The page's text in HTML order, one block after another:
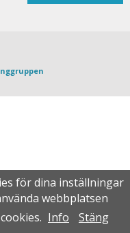
för dina inställningar
webbplatsen
Info Stäng